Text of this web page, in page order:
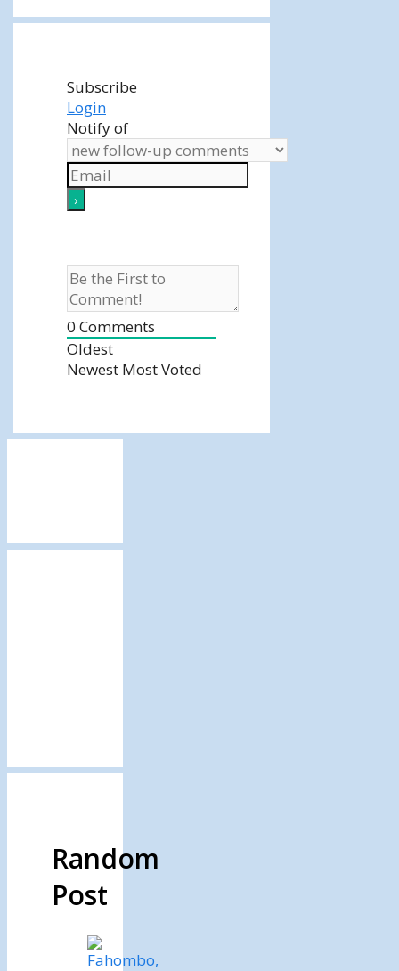
Subscribe
Login
Notify of
0 Comments
Oldest
Newest Most Voted
Random
Post